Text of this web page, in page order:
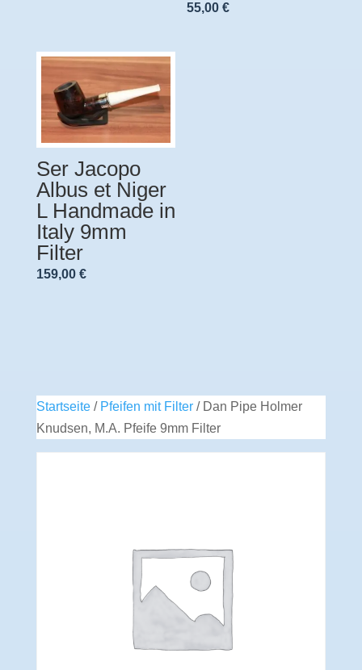
55,00€
Ser Jacopo
Albus et Niger
L Handmade in
Italy 9mm
Filter
159,00 €
Startseite/ Pfeifen mit Filter/ Dan Pipe Holmer
Knudsen, M.A. Pfeife 9mm Filter